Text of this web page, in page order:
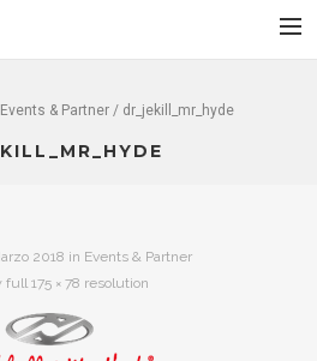
Events & Partner / dr_jekill_mr_hyde
2018 in Events & Partner
full 175 × 78 resolution